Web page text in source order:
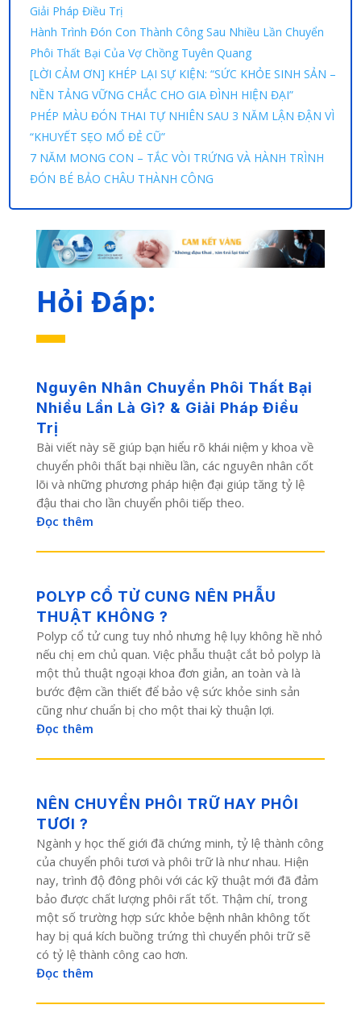
Giải Pháp Điều Trị
Hành Trình Đón Con Thành Công Sau Nhiều Lần Chuyển
Phôi Thất Bại Của Vợ Chồng Tuyên Quang
[LỜI CẢM ƠN] KHÉP LẠI SỰ KIỆN: “SỨC KHỎE SINH SẢN –
NỀN TẢNG VỮNG CHẮC CHO GIA ĐÌNH HIỆN ĐẠI”
PHÉP MÀU ĐÓN THAI TỰ NHIÊN SAU 3 NĂM LẬN ĐẬN VÌ
“KHUYẾT SẸO MỔ ĐẺ CŨ”
7 NĂM MONG CON – TẮC VÒI TRỨNG VÀ HÀNH TRÌNH
ĐÓN BÉ BẢO CHÂU THÀNH CÔNG
Hỏi Đáp:
Nguyên Nhân Chuyển Phôi Thất Bại
Nhiều Lần Là Gì? & Giải Pháp Điều
Trị
Bài viết này sẽ giúp bạn hiểu rõ khái niệm y khoa về
chuyển phôi thất bại nhiều lần, các nguyên nhân cốt
lõi và những phương pháp hiện đại giúp tăng tỷ lệ
đậu thai cho lần chuyển phôi tiếp theo.
Đọc thêm
POLYP CỔ TỬ CUNG NÊN PHẪU
THUẬT KHÔNG ?
Polyp cổ tử cung tuy nhỏ nhưng hệ lụy không hề nhỏ
nếu chị em chủ quan. Việc phẫu thuật cắt bỏ polyp là
một thủ thuật ngoại khoa đơn giản, an toàn và là
bước đệm cần thiết để bảo vệ sức khỏe sinh sản
cũng như chuẩn bị cho một thai kỳ thuận lợi.
Đọc thêm
NÊN CHUYỂN PHÔI TRỮ HAY PHÔI
TƯƠI ?
Ngành y học thế giới đã chứng minh, tỷ lệ thành công
của chuyển phôi tươi và phôi trữ là như nhau. Hiện
nay, trình độ đông phôi với các kỹ thuật mới đã đảm
bảo được chất lượng phôi rất tốt. Thậm chí, trong
một số trường hợp sức khỏe bệnh nhân không tốt
hay bị quá kích buồng trứng thì chuyển phôi trữ sẽ
có tỷ lệ thành công cao hơn.
Đọc thêm